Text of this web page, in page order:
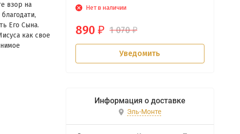
взор на
Его Сына.
как свое
Нет в наличии
890 ₽ 1 070₽
Уведомить
Информация о доставке
Эль-Монте